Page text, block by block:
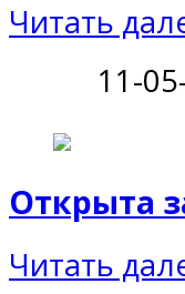
Читать
11-
Открыта
Читать